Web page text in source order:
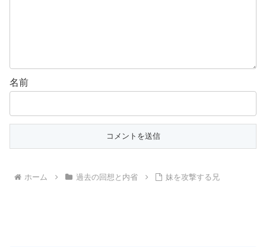
名前
ホーム 過去の回想と内省 妹を攻撃する兄